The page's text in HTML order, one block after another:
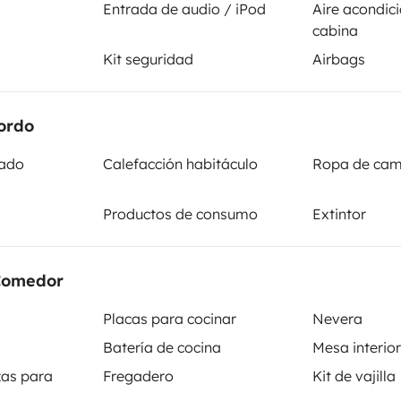
Entrada de audio / iPod
Aire
cabina
Kit seguridad Airbags
Calefacción habitáculo Ropa de
Productos de consumo Extintor
Placas para cocinar
Nevera
Batería de cocina
Mesa interior
para
Fregadero Kit de vajilla
in circolazione dal
matrimoniale 190 m x 140 m,
batterie, tende oscuranti
letto, asciugamani da bagno
senza costi aggiuntivi.
114875
Productos de consumo
Dirección asistida
Cierre centralizado